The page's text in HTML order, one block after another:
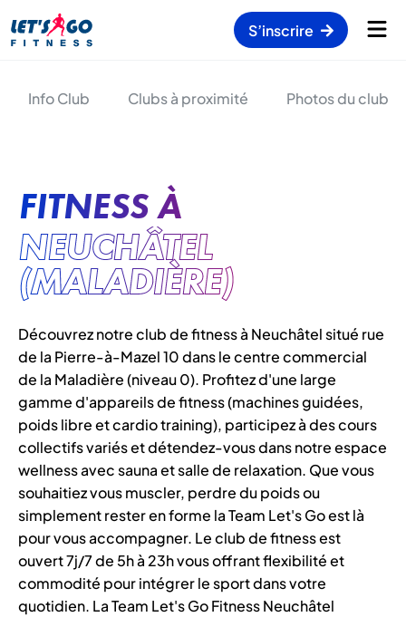
S’inscrire
Info Club Clubs à proximité Photos du club
FITNESS À
NEUCHÂTEL
(MALADIÈRE)
Découvrez notre club de fitness à Neuchâtel situé rue
de la Pierre-à-Mazel 10 dans le centre commercial
de la Maladière (niveau 0). Profitez d'une large
gamme d'appareils de fitness (machines guidées,
poids libre et cardio training), participez à des cours
collectifs variés et détendez-vous dans notre espace
wellness avec sauna et salle de relaxation. Que vous
souhaitiez vous muscler, perdre du poids ou
simplement rester en forme la Team Let's Go est là
pour vous accompagner. Le club de fitness est
ouvert 7j/7 de 5h à 23h vous offrant flexibilité et
commodité pour intégrer le sport dans votre
quotidien. La Team Let's Go Fitness Neuchâtel